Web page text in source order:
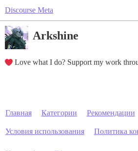
Discourse Meta
Arkshine
Love what I do? Support my work
Главная Категории Рекомендации
Условия использования Политика